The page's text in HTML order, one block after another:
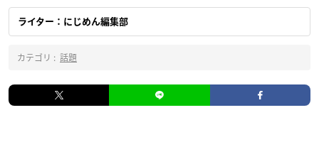
ライター：にじめん編集部
カテゴリ : 話題